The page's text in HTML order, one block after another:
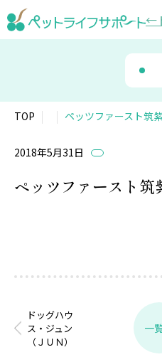
TOP ペッツファースト筑
2018年5月31日
ペッツファースト筑
ドッグハウ
ス・ジュン
（ＪＵＮ）
一